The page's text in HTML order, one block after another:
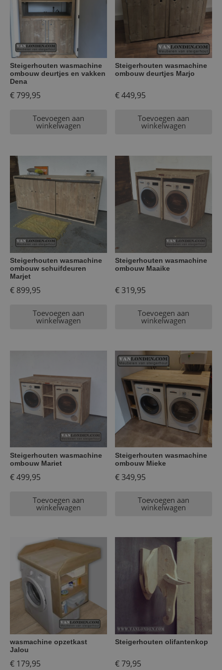
Steigerhouten wasmachine
ombouw deurtjes en vakken
Dena
€799,95
Toevoegen aan
winkelwagen
Steigerhouten wasmachine
ombouw deurtjes Marjo
€449,95
Toevoegen aan
winkelwagen
Steigerhouten wasmachine
ombouw schuifdeuren
Marjet
€ 899,95
Toevoegen aan
winkelwagen
Steigerhouten wasmachine
ombouw Maaike
€319,95
Toevoegen aan
winkelwagen
Steigerhouten wasmachine
ombouw Mariet
€499,95
Toevoegen aan
winkelwagen
Steigerhouten wasmachine
ombouw Mieke
€349,95
Toevoegen aan
winkelwagen
wasmachine opzetkast
Jalou
€ 179,95
Steigerhouten olifantenkop
€79,95